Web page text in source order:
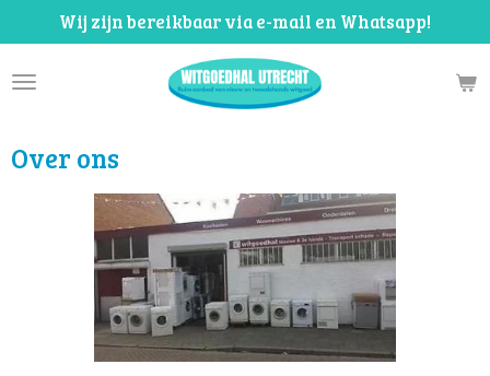
direct
naar
Wij zijn bereikbaar via e-mail en Whatsapp!
Over ons